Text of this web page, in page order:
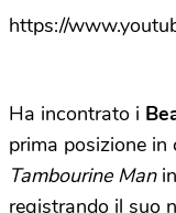
https://
Ha incontrato i
prima posizione
Tambourine Man
registrando il suo